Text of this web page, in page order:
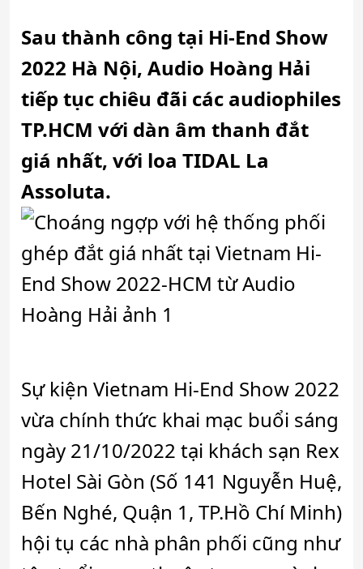
Sau thành công tại Hi-End Show
2022 Hà Nội, Audio Hoàng Hải
tiếp tục chiêu đãi các audiophiles
TP.HCM với dàn âm thanh đắt
giá nhất, với loa TIDAL La
Assoluta.
Sự kiện Vietnam Hi-End Show 2022
vừa chính thức khai mạc buổi sáng
ngày 21/10/2022 tại khách sạn Rex
Hotel Sài Gòn (Số 141 Nguyễn Huệ,
Bến Nghé, Quận 1, TP.Hồ Chí Minh)
hội tụ các nhà phân phối cũng như